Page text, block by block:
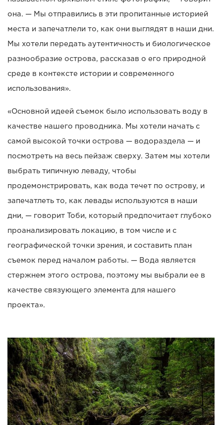
она. — Мы отправились в эти пропитанные историей
места и запечатлели то, как они выглядят в наши дни.
Мы хотели передать аутентичность и биологическое
разнообразие острова, рассказав о его природной
среде в контексте истории и современного
использования».
«Основной идеей съемок было использовать воду в
качестве нашего проводника. Мы хотели начать с
самой высокой точки острова — водораздела — и
посмотреть на весь пейзаж сверху. Затем мы хотели
выбрать типичную леваду, чтобы
продемонстрировать, как вода течет по острову, и
запечатлеть то, как левады используются в наши
дни, — говорит Тоби, который предпочитает глубоко
проанализировать локацию, в том числе и с
географической точки зрения, и составить план
съемок перед началом работы. — Вода является
стержнем этого острова, поэтому мы выбрали ее в
качестве связующего элемента для нашего
проекта».